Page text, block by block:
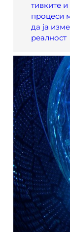
тивките
процеси
да ја
реалност